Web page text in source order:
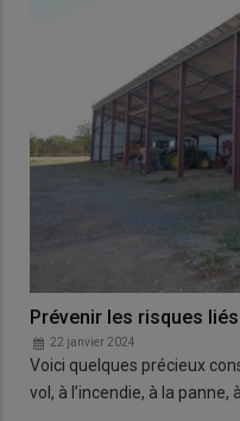
Prévenir les risques
22 janvier 2024
Voici quelques précieux
vol, à l’incendie, à la panne,